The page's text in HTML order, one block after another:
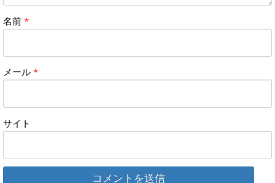
名前 *
メール *
サイト